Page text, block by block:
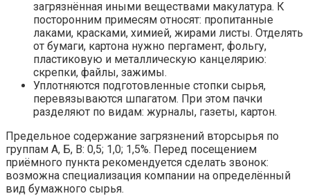
загрязнённая иными веществами макулатура. К
посторонним примесям относят: пропитанные
лаками, красками, химией, жирами листы. Отделять
от бумаги, картона нужно пергамент, фольгу,
пластиковую и металлическую канцелярию:
скрепки, файлы, зажимы.
Уплотняются подготовленные стопки сырья,
перевязываются шпагатом. При этом пачки
разделяют по видам: журналы, газеты, картон.
Предельное содержание загрязнений вторсырья по
группам А, Б, В: 0,5; 1,0; 1,5%. Перед посещением
приёмного пункта рекомендуется сделать звонок:
возможна специализация компании на определённый
вид бумажного сырья.